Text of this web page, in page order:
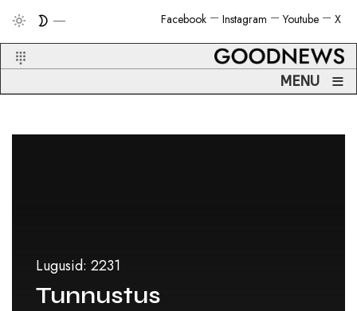
X
Youtube
Instagram
Facebook
MENU ≡
Lugusid: 2231
Tunnustus